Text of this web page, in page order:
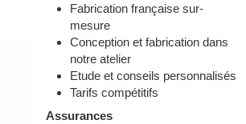
Fabrication française sur-
mesure
Conception et fabrication dans
notre atelier
Etude et conseils personnalisés
Tarifs compétitifs
Assurances